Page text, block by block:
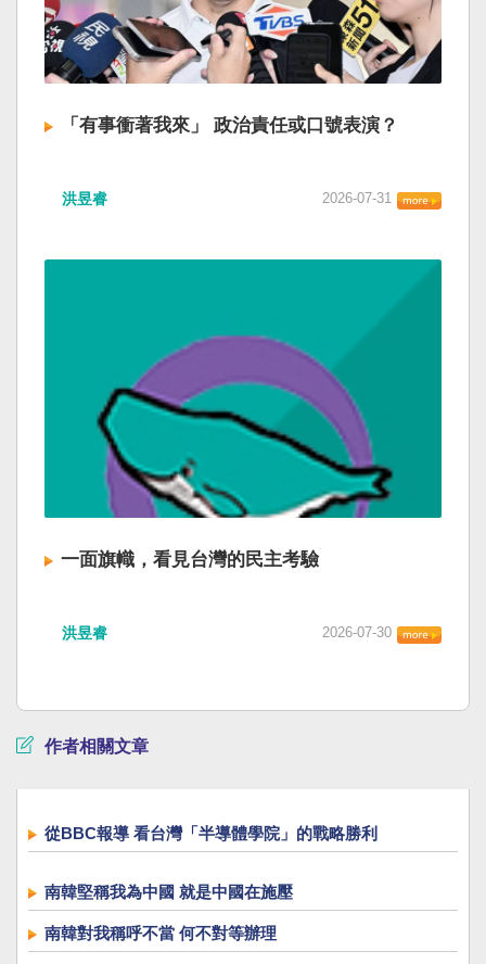
「有事衝著我來」 政治責任或口號表演？
洪昱睿 2026-07-31
一面旗幟，看見台灣的民主考驗
洪昱睿 2026-07-30
作者相關文章
從BBC報導 看台灣「半導體學院」的戰略勝利
南韓堅稱我為中國 就是中國在施壓
南韓對我稱呼不當 何不對等辦理